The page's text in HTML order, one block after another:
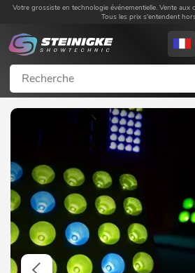
Votre grossiste en technologie événementielle. Vente
Tous les prix s'entendent